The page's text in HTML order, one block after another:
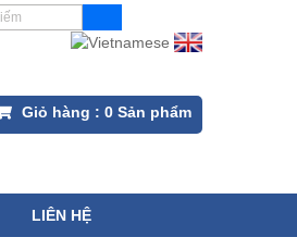
Giỏ hàng : 0 Sản phẩm
LIÊN HỆ